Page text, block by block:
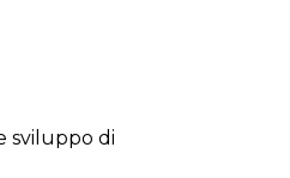
sviluppo di